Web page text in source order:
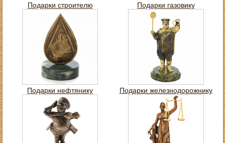
Подарки строителю Подарки газовику
Подарки нефтянику Подарки железнодорожнику